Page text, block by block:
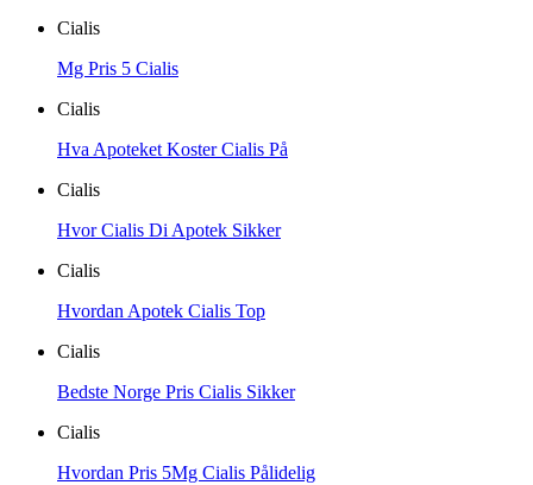
Cialis
Mg Pris 5 Cialis
Cialis
Hva Apoteket Koster Cialis På
Cialis
Hvor Cialis Di Apotek Sikker
Cialis
Hvordan Apotek Cialis Top
Cialis
Bedste Norge Pris Cialis Sikker
Cialis
Hvordan Pris 5Mg Cialis Pålidelig